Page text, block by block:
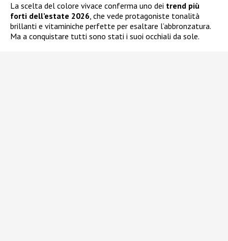
La scelta del colore vivace conferma uno dei trend più
forti dell’estate 2026, che vede protagoniste tonalità
brillanti e vitaminiche perfette per esaltare l’abbronzatura.
Ma a conquistare tutti sono stati i suoi occhiali da sole.